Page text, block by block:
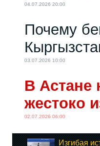
04.07.2026 20:00
Почему
03.07.2026 10:00
В Астане
жестоко
02.07.2026 06:00
Изгибая